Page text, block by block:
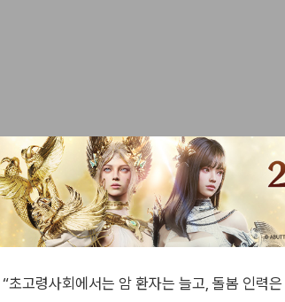
초고령사회에서는 암 환자는 늘고, 돌봄 인력